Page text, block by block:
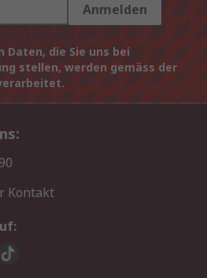
Anmelden
Daten, die Sie uns bei
stellen, werden gemäss der
Kontakt